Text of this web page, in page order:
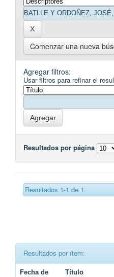
Comenzar una nueva
Agregar filtros:
Usar filtros para refinar el
Resultados por página
Resultados 1-1 de 1.
Resultados por ítem:
Fecha de
Título